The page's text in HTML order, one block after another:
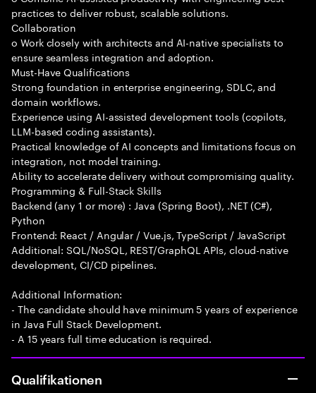
practices to deliver robust, scalable solutions.
Collaboration
o Work closely with architects and AI-native specialists to
ensure seamless integration and adoption.
Must-Have Qualifications
Strong foundation in enterprise engineering, SDLC, and
domain workflows.
Experience using AI-assisted development tools (copilots,
LLM-based coding assistants).
Practical knowledge of AI concepts and limitations focus on
integration, not model training.
Ability to accelerate delivery without compromising quality.
Programming & Full-Stack Skills
Backend (any 1 or more) : Java (Spring Boot), .NET (C#),
Python
Frontend: React / Angular / Vue.js, TypeScript / JavaScript
Additional: SQL/NoSQL, REST/GraphQL APIs, cloud-native
development, CI/CD pipelines.
Additional Information:
- The candidate should have minimum 5 years of experience
in Java Full Stack Development.
- A 15 years full time education is required.
Qualifikationen